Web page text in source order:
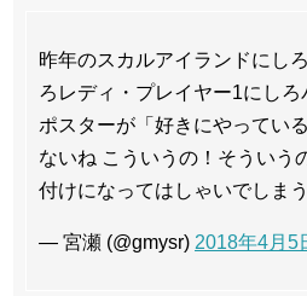
昨年のスカルアイランドにし
ろレディ・プレイヤー1にし
ポスターが「好きにやってい
ないね こういうの！そういう
付けになってはしゃいでしまう
— 宮瀬 (@gmysr) 2018年4月5